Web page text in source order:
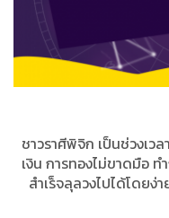
ชาวราศีพิจิก เป็นช่วงเว
เงิน การทองไม่ขาดมือ
สำเร็จลุลวงไปได้โดย